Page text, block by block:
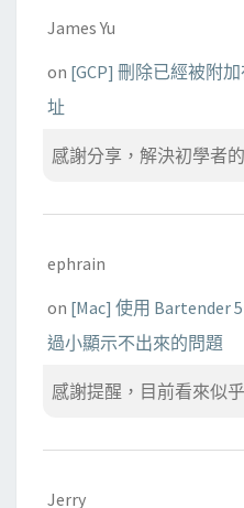
James Yu
on [GCP] 刪除已經被附
址
感謝分享，解決初學者
ephrain
on [Mac] 使用 Bartender
過小顯示不出來的問題
感謝提醒，目前看來似
Jerry